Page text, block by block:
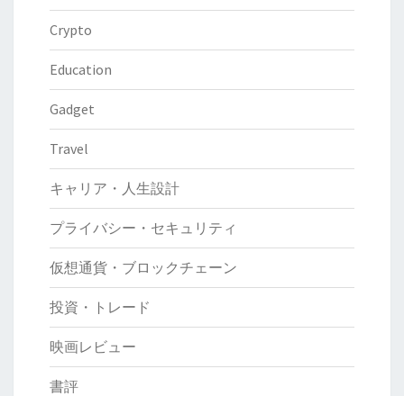
Crypto
Education
Gadget
Travel
キャリア・人生設計
プライバシー・セキュリティ
仮想通貨・ブロックチェーン
投資・トレード
映画レビュー
書評